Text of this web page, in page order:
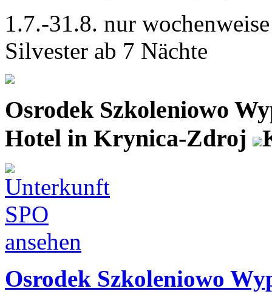
1.7.-31.8. nur
Silvester ab 7 Nächte
Osrodek Szkoleniowo
Hotel in Krynica-Zdroj
Osrodek Szkoleniowo